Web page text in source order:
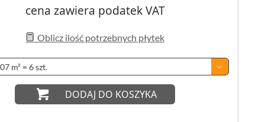
cena zawiera podatek VAT
Oblicz ilość potrzebnych płytek
DODAJ DO KOSZYKA